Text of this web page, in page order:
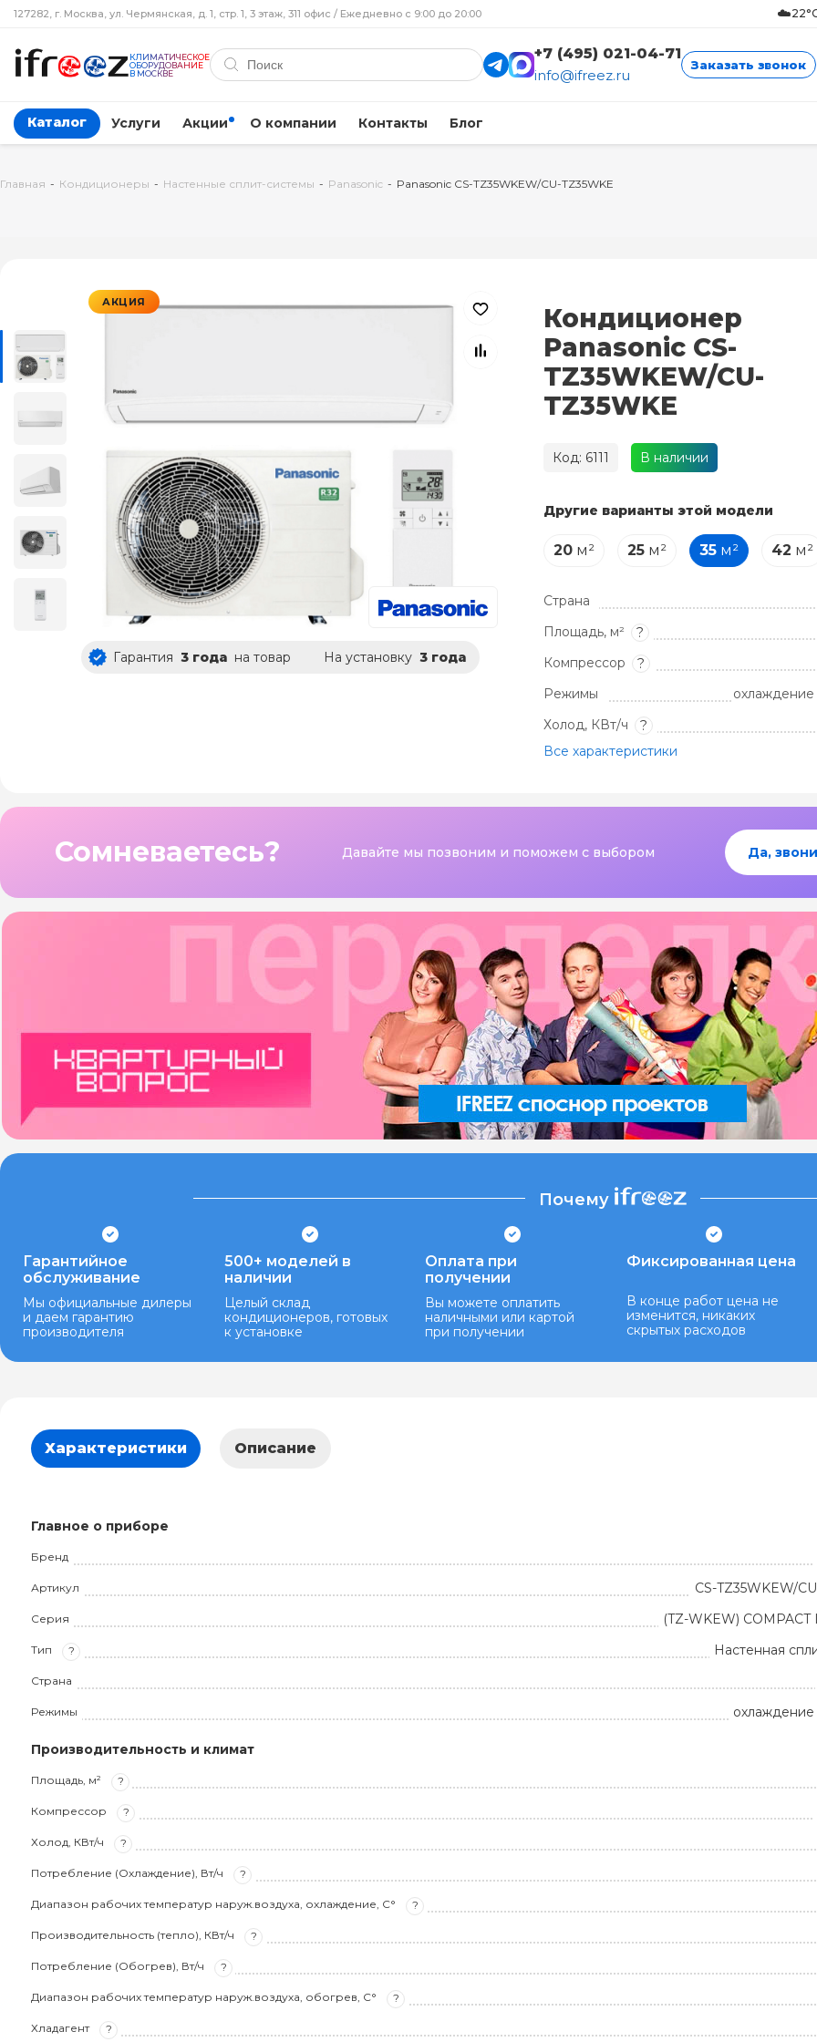
127282, г. Москва, ул. Чермянская, д. 1, стр. 1, 3 этаж, 311 офис / Ежедневно с 9:00 до 20:00 ☁️
КЛИМАТИЧЕСКОЕ
ОБОРУДОВАНИЕ
В МОСКВЕ
+7 (495) 021-04-71
info@ifreez.ru
Заказать звонок
Каталог Услуги Акции О компании Контакты Блог
Главная - Кондиционеры - Настенные сплит-системы - Panasonic - Panasonic CS-TZ35WKEW/CU-TZ35WKE
АКЦИЯ
Гарантия 3 года на товар На установку 3 года
Кондиционер
Panasonic CS-
TZ35WKEW/CU-
TZ35WKE
Код: 6111 В наличии
Другие варианты этой модели
20м² 25м² 35м² 42 м²
Страна
Площадь, м²
?
Компрессор
?
Режимы
Холод, КВт/ч
?
Все характеристики
Сомневаетесь? Давайте мы позвоним и поможем с выбором Да,
Почему
Гарантийное
обслуживание
Мы официальные дилеры
и даем гарантию
производителя
500+ моделей в
наличии
Целый склад
кондиционеров, готовых
к установке
Оплата при
получении
Вы можете оплатить
наличными или картой
при получении
Фиксированная цена
В конце работ цена не
изменится, никаких
скрытых расходов
Характеристики Описание
Главное о приборе
Бренд
Артикул CS-TZ35WKEW/
Серия (TZ-WKEW) COMPACT
Тип ? Настенная
Страна
Режимы
Производительность и климат
Площадь, м² ?
Компрессор ?
Холод, КВт/ч ?
Потребление (Охлаждение), Вт/ч ?
Диапазон рабочих температур наруж.воздуха, охлаждение, С° ?
Производительность (тепло), КВт/ч ?
Потребление (Обогрев), Вт/ч ?
Диапазон рабочих температур наруж.воздуха, обогрев, С° ?
Хладагент ?